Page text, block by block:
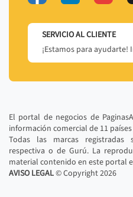
SERVICIO AL CLIENTE
¡Estamos para ayudarte!
El portal de negocios de
información comercial de 11
Todas las marcas
respectiva o de Gurú. La
material contenido en este portal
AVISO LEGAL© Copyright2026